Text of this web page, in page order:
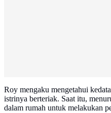
Roy mengaku mengetahui
istrinya berteriak. Saat itu,
dalam rumah untuk melakukan